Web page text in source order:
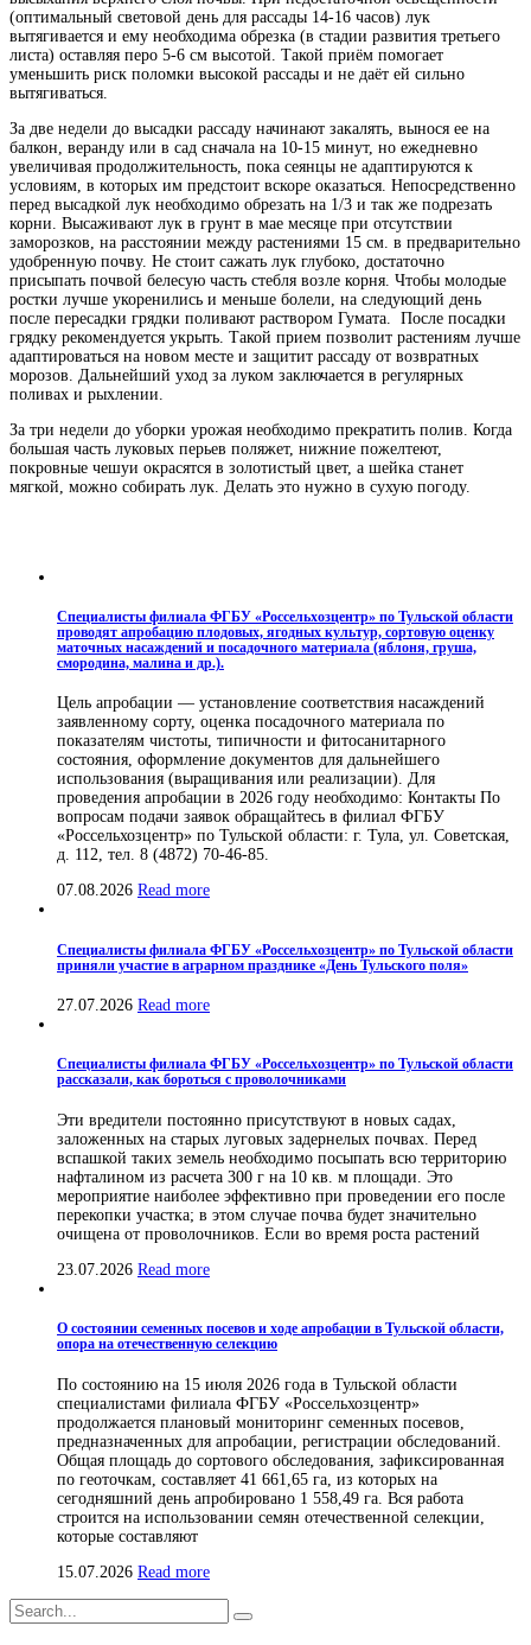
(оптимальный световой день для рассады 14-16 часов) лук
вытягивается и ему необходима обрезка (в стадии развития третьего
листа) оставляя перо 5-6 см высотой. Такой приём помогает
уменьшить риск поломки высокой рассады и не даёт ей сильно
вытягиваться.
За две недели до высадки рассаду начинают закалять, вынося ее на
балкон, веранду или в сад сначала на 10-15 минут, но ежедневно
увеличивая продолжительность, пока сеянцы не адаптируются к
условиям, в которых им предстоит вскоре оказаться. Непосредственно
перед высадкой лук необходимо обрезать на 1/3 и так же подрезать
корни. Высаживают лук в грунт в мае месяце при отсутствии
заморозков, на расстоянии между растениями 15 см. в предварительно
удобренную почву. Не стоит сажать лук глубоко, достаточно
присыпать почвой белесую часть стебля возле корня. Чтобы молодые
ростки лучше укоренились и меньше болели, на следующий день
после пересадки грядки поливают раствором Гумата. После посадки
грядку рекомендуется укрыть. Такой прием позволит растениям лучше
адаптироваться на новом месте и защитит рассаду от возвратных
морозов. Дальнейший уход за луком заключается в регулярных
поливах и рыхлении.
За три недели до уборки урожая необходимо прекратить полив. Когда
большая часть луковых перьев поляжет, нижние пожелтеют,
покровные чешуи окрасятся в золотистый цвет, а шейка станет
мягкой, можно собирать лук. Делать это нужно в сухую погоду.
Специалисты филиала ФГБУ «Россельхозцентр» по Тульской области
проводят апробацию плодовых, ягодных культур, сортовую оценку
маточных насаждений и посадочного материала (яблоня, груша,
смородина, малина и др.).
Цель апробации — установление соответствия насаждений
заявленному сорту, оценка посадочного материала по
показателям чистоты, типичности и фитосанитарного
состояния, оформление документов для дальнейшего
использования (выращивания или реализации). Для
проведения апробации в 2026 году необходимо: Контакты По
вопросам подачи заявок обращайтесь в филиал ФГБУ
«Россельхозцентр» по Тульской области: г. Тула, ул. Советская,
д. 112, тел. 8 (4872) 70-46-85.
07.08.2026 Read more
Специалисты филиала ФГБУ «Россельхозцентр» по Тульской области
приняли участие в аграрном празднике «День Тульского поля»
27.07.2026 Read more
Специалисты филиала ФГБУ «Россельхозцентр» по Тульской области
рассказали, как бороться с проволочниками
Эти вредители постоянно присутствуют в новых садах,
заложенных на старых луговых задернелых почвах. Перед
вспашкой таких земель необходимо посыпать всю территорию
нафталином из расчета 300 г на 10 кв. м площади. Это
мероприятие наиболее эффективно при проведении его после
перекопки участка; в этом случае почва будет значительно
очищена от проволочников. Если во время роста растений
23.07.2026 Read more
О состоянии семенных посевов и ходе апробации в Тульской области,
опора на отечественную селекцию
По состоянию на 15 июля 2026 года в Тульской области
специалистами филиала ФГБУ «Россельхозцентр»
продолжается плановый мониторинг семенных посевов,
предназначенных для апробации, регистрации обследований.
Общая площадь до сортового обследования, зафиксированная
по геоточкам, составляет 41 661,65 га, из которых на
сегодняшний день апробировано 1 558,49 га. Вся работа
строится на использовании семян отечественной селекции,
которые составляют
15.07.2026 Read more